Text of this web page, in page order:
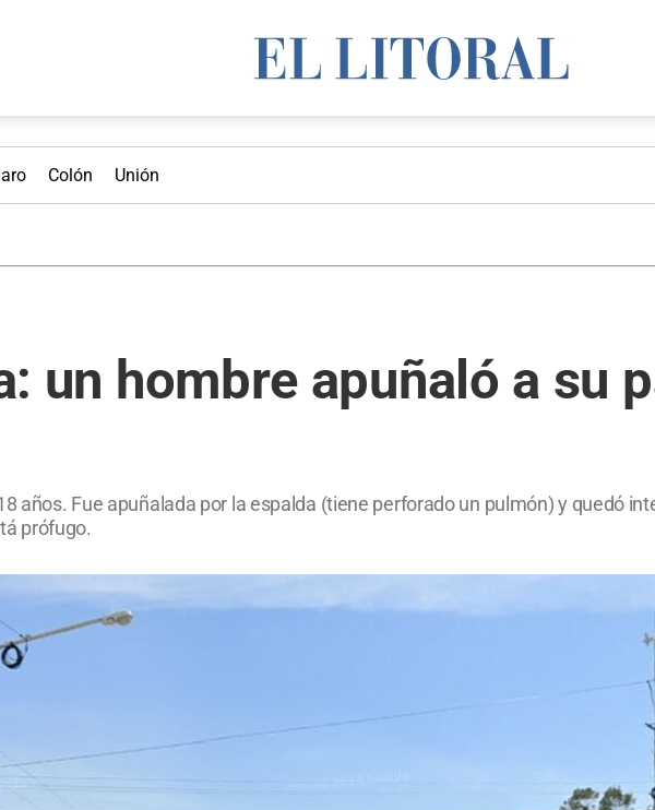
Colón Unión
un hombre apuñaló a su
años. Fue apuñalada por la espalda (tiene perforado un pulmón) y quedó
prófugo.